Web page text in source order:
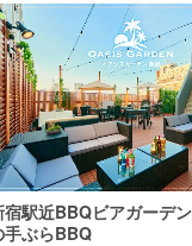
宿駅近BBQビアガーデ
手ぶらBBQ